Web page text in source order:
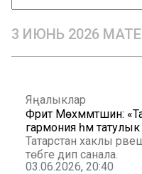
3 ИЮНЬ 2026
Яңалыклар
Фәрит Мөхәммәтшин:
гармония һәм
Татарстан хаклы
төбәге дип санала.
03.06.2026, 20:40